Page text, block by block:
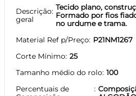
Descrição
geral
Tecido plano,
Formado por fios
no urdume e trama.
Material Ref p/Preço P21NM1267
Corte Mínimo 25
Tamanho médio do rolo 100
Percentuais de